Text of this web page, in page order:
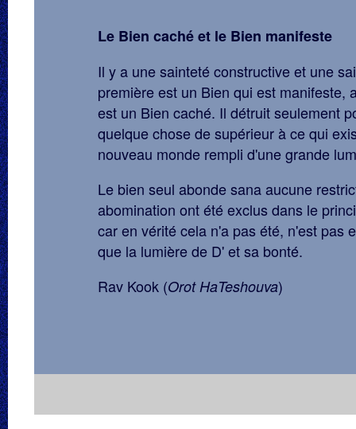
Le Bien caché et le Bien manifeste
Il y a une sainteté constructive et une
première est un Bien qui est manifeste,
est un Bien caché. Il détruit seulement
quelque chose de supérieur à ce qui
nouveau monde rempli d'une grande
Le bien seul abonde sana aucune
abomination ont été exclus dans le
car en vérité cela n'a pas été, n'est pas
que la lumière de D' et sa bonté.
Rav Kook (Orot HaTeshouva)